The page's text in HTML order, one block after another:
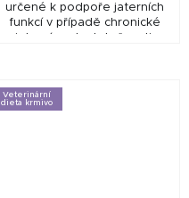
určené k podpoře jaterních
funkcí v případě chronické
jaterní nedostatečnosti.
Veterinární
dieta krmivo